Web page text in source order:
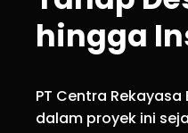
hingga
PT Centra
dalam proyek ini